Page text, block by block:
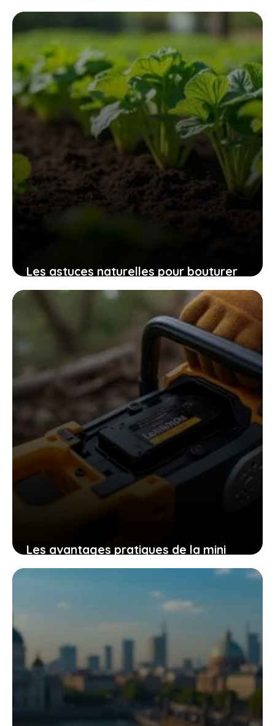
32mm qui révolutionnent l’entretien
des espaces verts sans fatigue
excessive
9 novembre 2025
Les astuces naturelles pour bouturer
les patates douces et cultiver
facilement chez soi des plants
robustes
Les avantages pratiques de la mini
tronçonneuse güde mk 18-201-05 pour